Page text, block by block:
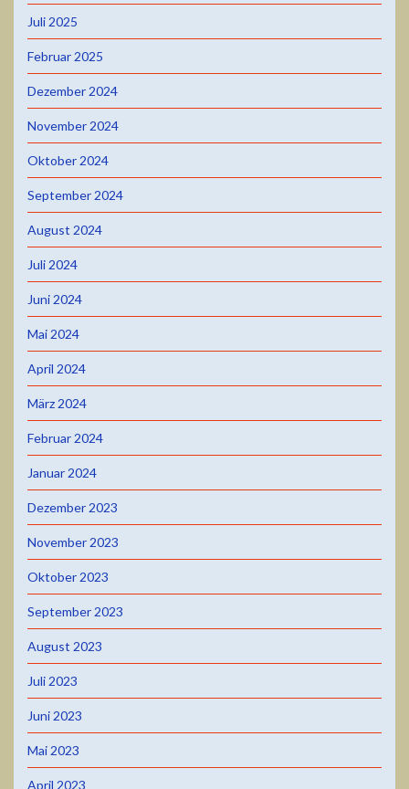
Juli 2025
Februar 2025
Dezember 2024
November 2024
Oktober 2024
September 2024
August 2024
Juli 2024
Juni 2024
Mai 2024
April 2024
März 2024
Februar 2024
Januar 2024
Dezember 2023
November 2023
Oktober 2023
September 2023
August 2023
Juli 2023
Juni 2023
Mai 2023
April 2023